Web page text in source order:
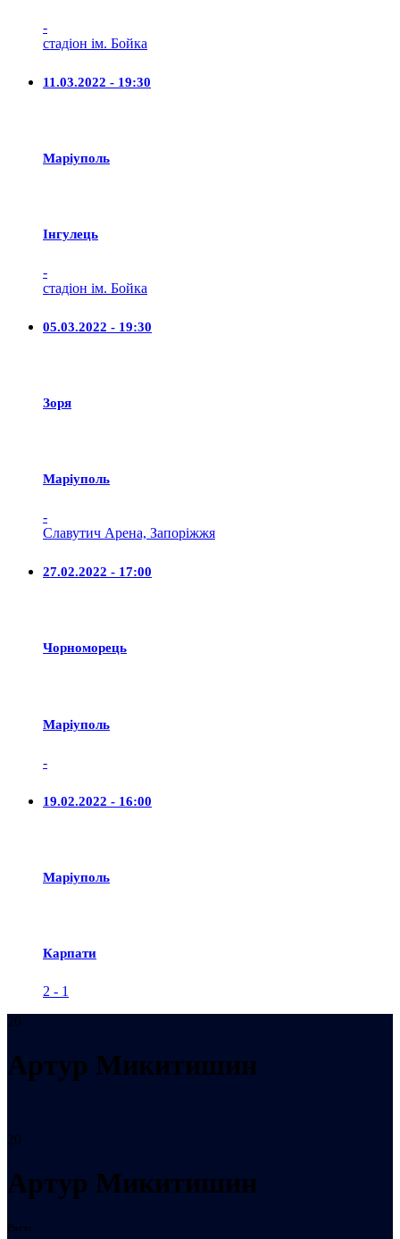
-
стадіон ім. Бойка
11.03.2022 - 19:30
Маріуполь
Iнгулець
-
стадіон ім. Бойка
05.03.2022 - 19:30
Зоря
Маріуполь
-
Славутич Арена, Запоріжжя
27.02.2022 - 17:00
Чорноморець
Маріуполь
-
19.02.2022 - 16:00
Маріуполь
Карпати
2 - 1
20
Артур Микитишин
20
Артур Микитишин
Рост: